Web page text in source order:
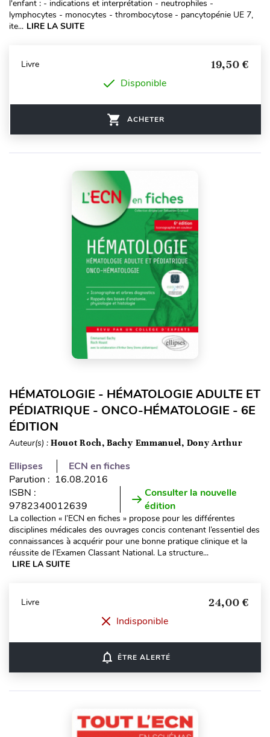
l'enfant : - indications et interprétation - neutrophiles -
lymphocytes - monocytes - thrombocytose - pancytopénie UE 7,
ite... LIRE LA SUITE
Livre 19,50 €
Disponible
ACHETER
HÉMATOLOGIE - HÉMATOLOGIE ADULTE ET
PÉDIATRIQUE - ONCO-HÉMATOLOGIE - 6E
ÉDITION
Auteur(s) : Houot Roch, Bachy Emmanuel, Dony Arthur
Ellipses
ECN en fiches
Parution : 16.08.2016
ISBN :
9782340012639
Consulter la nouvelle
édition
La collection « l’ECN en fiches » propose pour les différentes
disciplines médicales des ouvrages concis contenant l’essentiel des
connaissances à acquérir pour une bonne pratique clinique et la
réussite de l’Examen Classant National. La structure...
LIRE LA SUITE
Livre 24,00 €
Indisponible
notifications_none ÊTRE ALERTÉ